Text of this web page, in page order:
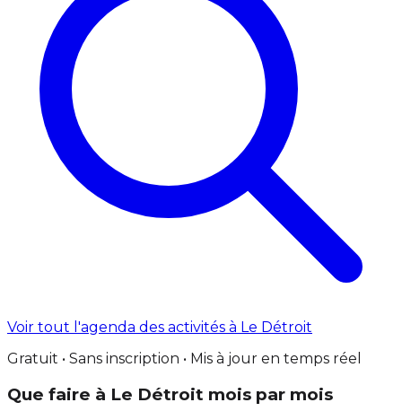
Voir tout l'agenda des activités à Le Détroit
Gratuit • Sans inscription • Mis à jour en temps réel
Que faire à Le Détroit mois par mois